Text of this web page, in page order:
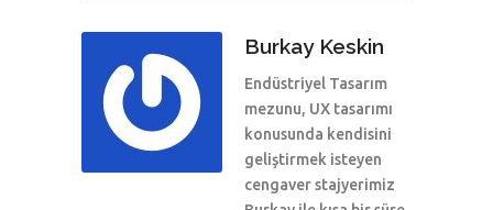
Burkay Keskin
Endüstriyel Tasarım
mezunu, UX tasarımı
konusunda kendisini
geliştirmek isteyen
cengaver stajyerimiz